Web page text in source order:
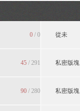
0 / 0 從未
45 / 291 私密版塊
90 / 280 私密版塊